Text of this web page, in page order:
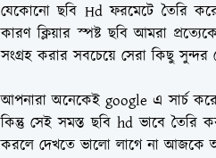
যেকোনো ছবি Hd ফরমেটে তৈরি
কারণ ক্লিয়ার স্পষ্ট ছবি আমরা
সংগ্রহ করার সবচেয়ে সেরা কিছু
আপনারা অনেকেই google এ সার্চ
কিন্তু সেই সমস্ত ছবি hd ভাবে তৈরি
করলে দেখতে ভালো লাগে না আজকে